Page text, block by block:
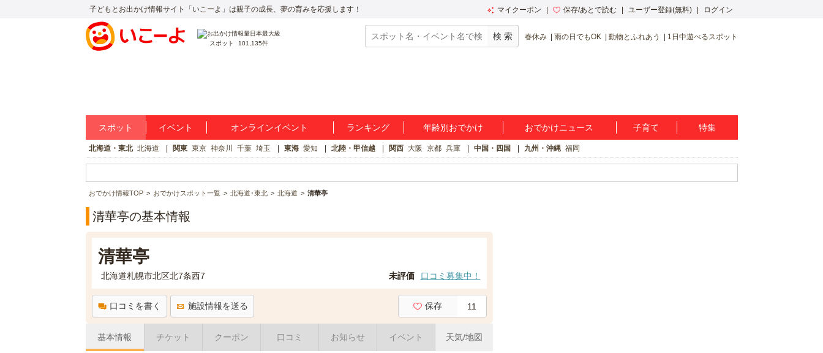
子どもとお出かけ情報サイト「いこーよ」は親子の成長、夢の育みを応援します！ マイクーポン 保存/あとで読む ユーザー登録(無料) ログイン
スポット 101,135件
春休み 雨の日でもOK 動物とふれあう 1日中遊べるスポット
スポット イベント オンラインイベント ランキング 年齢別おでかけ おでかけニュース 子育て 特集
北海道・東北 北海道 関東 東京 神奈川 千葉 埼玉 東海 愛知 北陸・甲信越 関西 大阪 京都 兵庫 中国・四国 九州・沖縄 福岡
おでかけ情報TOP おでかけスポット一覧 北海道･東北 北海道 清華亭
清華亭の基本情報
清華亭
北海道札幌市北区北7条西7 未評価 口コミ募集中！
口コミを書く 施設情報を送る 保存 11
基本情報 チケット クーポン 口コミ お知らせ イベント 天気/地図